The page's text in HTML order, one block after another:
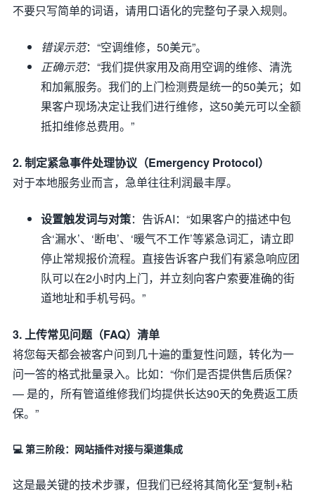
不要只写简单的词语，请用口语化的完整句子录入规则。
错误示范：“空调维修，50美元”。
正确示范：“我们提供家用及商用空调的维修、清洗
和加氟服务。我们的上门检测费是统一的50美元；如
果客户现场决定让我们进行维修，这50美元可以全额
抵扣维修总费用。”
2. 制定紧急事件处理协议（Emergency Protocol）
对于本地服务业而言，急单往往利润最丰厚。
设置触发词与对策：告诉AI：“如果客户的描述中包
含‘漏水’、‘断电’、‘暖气不工作’等紧急词汇，请立即
停止常规报价流程。直接告诉客户我们有紧急响应团
队可以在2小时内上门，并立刻向客户索要准确的街
道地址和手机号码。”
3. 上传常见问题（FAQ）清单
将您每天都会被客户问到几十遍的重复性问题，转化为一
问一答的格式批量录入。比如：“你们是否提供售后质保？
— 是的，所有管道维修我们均提供长达90天的免费返工质
保。”
💻 第三阶段：网站插件对接与渠道集成
这是最关键的技术步骤，但我们已经将其简化至“复制+粘